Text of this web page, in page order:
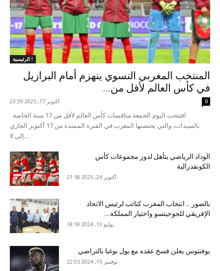
الرئيسية !
المنتخب المغربي النسوي ينهزم أمام البرازيل
في كأس العالم لأقل من...
أكتوبر 17, 2025 23:39 0
بالسيدات، والتي يحتضنها المغرب في الفترة الممتدة من 17 أكتوبر الجاري
إلى 8...
الوداد الرياضي يتأهل لدور مجموعات كأس
الكونفدرالية
أكتوبر 24, 2025 21:58
بالصور .. انتخاب المغرب كنائب لرئيس الاتحاد
الإفريقي للجوجيتسو واختيار المملكة...
يوليو 13, 2024 18:59
يوفنتوس يعلن فسخ عقده مع بول بوغبا بالتراضي
نوفمبر 15, 2024 22:05